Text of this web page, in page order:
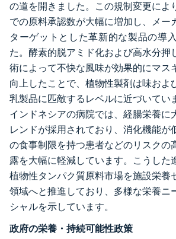
の道を開きました。この規制変更によ
での原料承認数が大幅に増加し、メー
ターゲットとした革新的な製品の導
た。酵素的脱アミド化および高水分押
術によって不快な風味が効果的にマス
向上したことで、植物性製剤は味およ
乳製品に匹敵するレベルに近づいてい
インドネシアの病院では、経腸栄養に
レンドが採用されており、消化機能が
の食事制限を持つ患者などのリスクの
露を大幅に軽減しています。こうした
植物性タンパク質原料市場を施設栄養
領域へと推進しており、多様な栄養ニ
シャルを示しています。
政府の栄養・持続可能性政策